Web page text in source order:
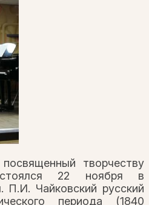
творчеству
22 ноября в
Чайковский русский
периода (1840